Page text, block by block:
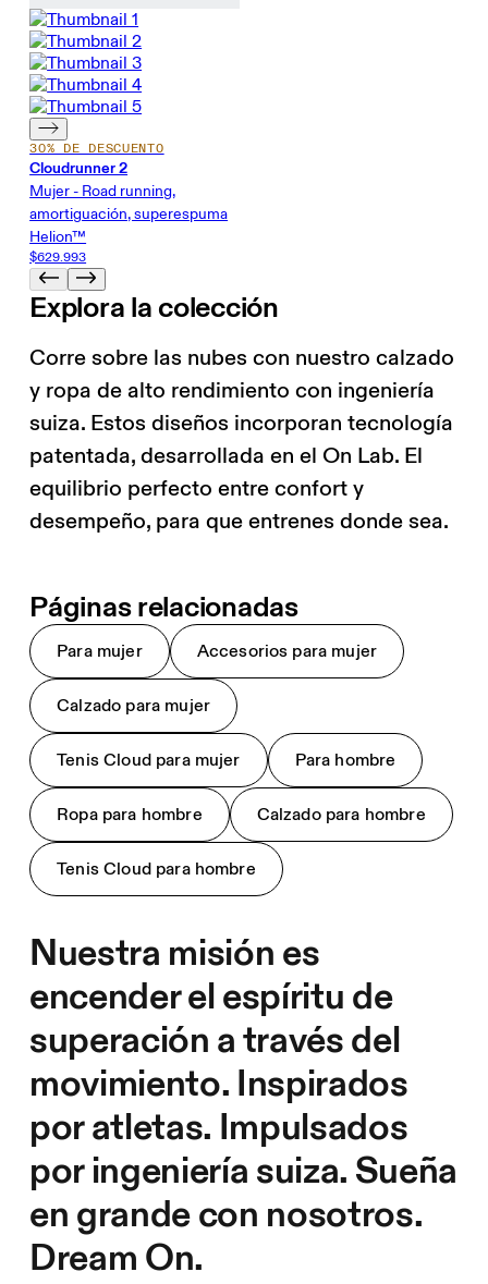
30% DE DESCUENTO
Cloudrunner 2
Mujer - Road running,
amortiguación, superespuma
Helion™
$629.993
Explora la colección
Corre sobre las nubes con nuestro calzado
y ropa de alto rendimiento con ingeniería
suiza. Estos diseños incorporan tecnología
patentada, desarrollada en el On Lab. El
equilibrio perfecto entre confort y
desempeño, para que entrenes donde sea.
Páginas relacionadas
Para mujer Accesorios para mujer
Calzado para mujer
Tenis Cloud para mujer Para hombre
Ropa para hombre Calzado para hombre
Tenis Cloud para hombre
Nuestra misión es
encender el espíritu de
superación a través del
movimiento. Inspirados
por atletas. Impulsados
por ingeniería suiza. Sueña
en grande con nosotros.
Dream On.